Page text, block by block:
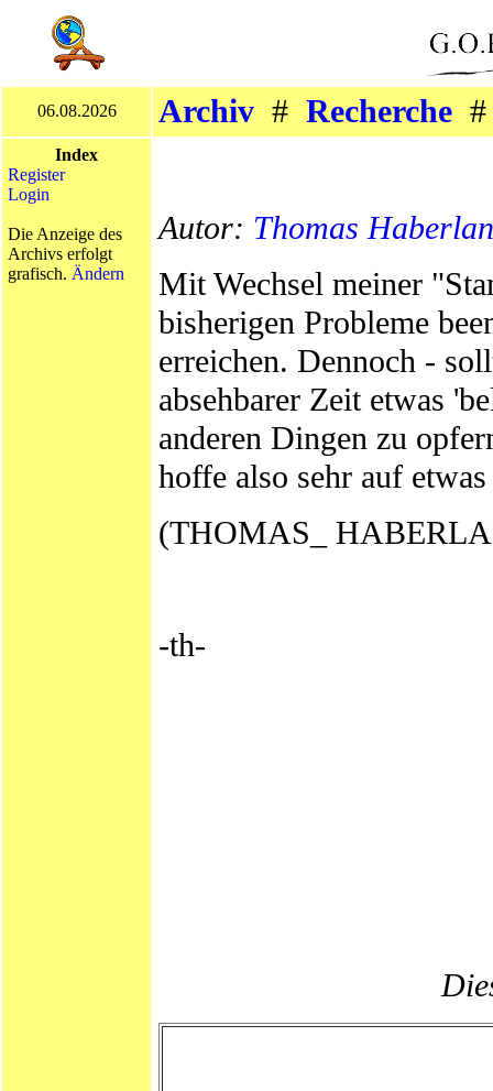
06.08.2026 Archiv # Recherche
Index
Register
Login
Die Anzeige des
Archivs erfolgt
grafisch. Ändern
Autor: Thomas
Mit Wechsel meiner
bisherigen Probleme
erreichen. Dennoch -
absehbarer Zeit etwas
anderen Dingen zu
hoffe also sehr auf
(THOMAS_
-th-